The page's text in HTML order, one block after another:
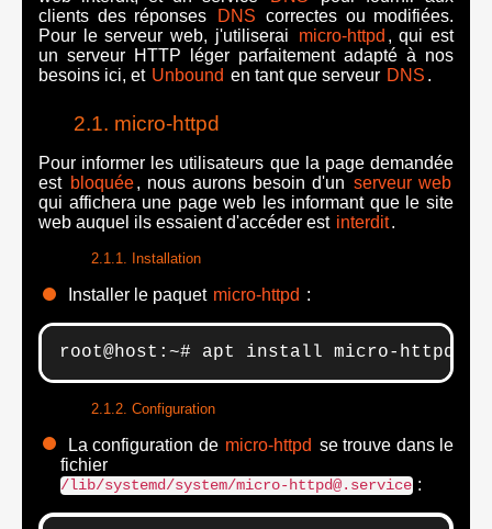
clients des réponses
DNS correctes ou modifiées.
Pour le serveur web, j'utiliserai
micro-httpd , qui est
un serveur HTTP léger parfaitement adapté à nos
besoins ici, et Unbound en tant que serveur DNS .
micro-httpd
Pour informer les utilisateurs que la page demandée
est bloquée, nous aurons besoin d'un serveur web
qui affichera une page web les informant que le site
web auquel ils essaient d'accéder est interdit.
Installation
Installer le paquet micro-httpd :
root@host:~# apt install micro-httpd
Configuration
La configuration de micro-httpd se trouve dans le
fichier
/lib/systemd/system/micro-httpd@.service: